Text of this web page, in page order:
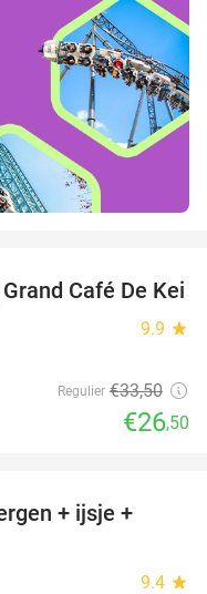
21%
Café De Kei
9.9 star
Regulier €33,50
€26,50
+ ijsje +
9.4 star